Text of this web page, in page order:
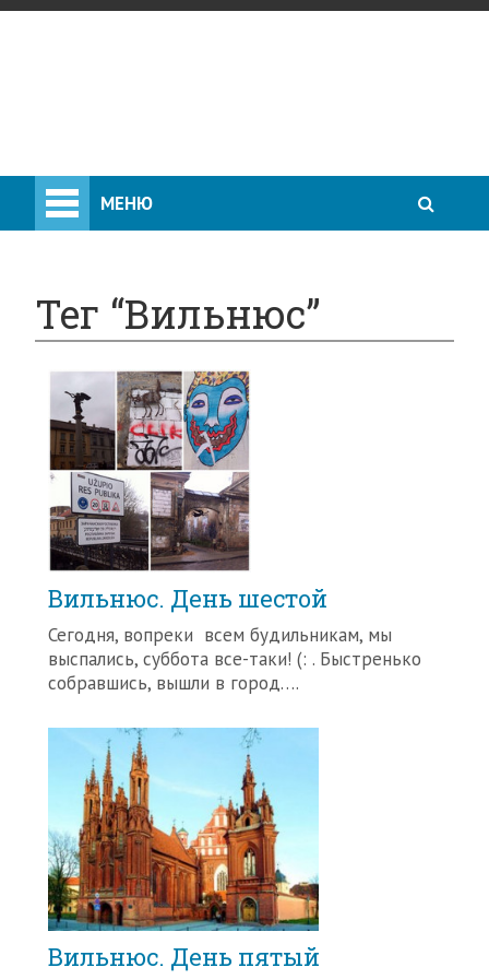
МЕНЮ
Тег “Вильнюс”
Вильнюс. День шестой
Сегодня, вопреки всем будильникам, мы
выспались, суббота все-таки! (: . Быстренько
собравшись, вышли в город….
Вильнюс. День пятый